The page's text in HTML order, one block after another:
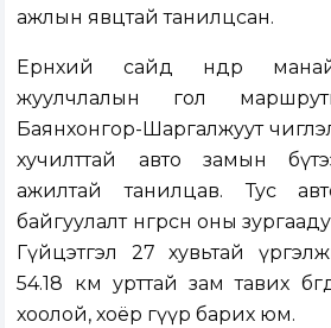
ажлын явцтай танилцсан.
Ерөнхий сайд өнөөдөр
жуулчлалын гол
Баянхонгор-Шаргалжуут
хучилттай авто замын
ажилтай танилцав. Тус
байгуулалт өнгөрсөн оны
Гүйцэтгэл 27 хувьтай
54.18 км урттай зам тавих
хоолой, хоёр гүүр барих юм.